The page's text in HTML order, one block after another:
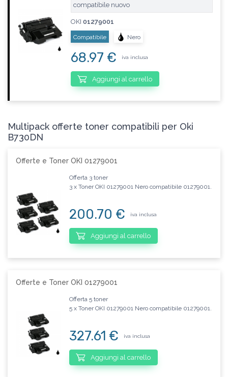
compatibile nuovo
OKI 01279001
Compatibile Nero
68.97 € iva inclusa
Aggiungi al carrello
Multipack offerte toner compatibili per Oki
B730DN
Offerte e Toner OKI 01279001
Offerta 3 toner
3 x Toner OKI 01279001 Nero compatibile 01279001.
200.70 € iva inclusa
Aggiungi al carrello
Offerte e Toner OKI 01279001
Offerta 5 toner
5 x Toner OKI 01279001 Nero compatibile 01279001.
327.61 € iva inclusa
Aggiungi al carrello